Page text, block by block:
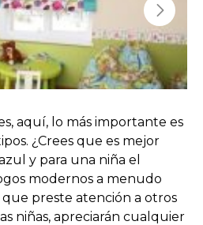
aquí, lo más importante es
¿Crees que es mejor
y para una niña el
modernos a menudo
preste atención a otros
niñas, apreciarán cualquier